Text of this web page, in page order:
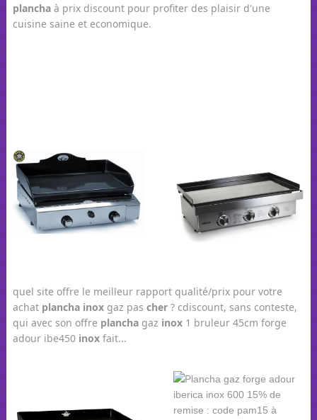
planchaà prix discount pour profiter des plaisir d'une
cuisine saine et economique.
quel site offre le meilleur rapport qualité/prix pour votre
achat plancha inoxgaz pas cher? cdiscount, sans conteste,
qui avec son offre planchagaz inox1 bruleur 45cm forge
adour ibe450 inoxfait...